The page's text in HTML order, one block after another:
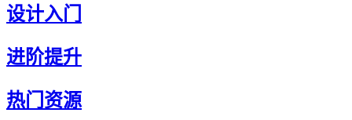
设计入门
进阶提升
热门资源